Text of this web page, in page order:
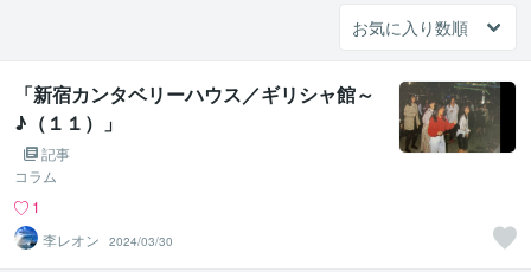
「新宿カンタベリーハウス／ギリシャ館～
♪（１１）」
記事
コラム
1
李レオン
2024/03/30